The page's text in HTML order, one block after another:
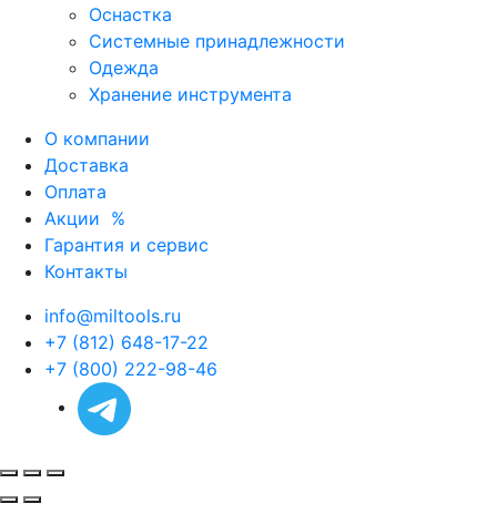
Оснастка
Системные принадлежности
Одежда
Хранение инструмента
О компании
Доставка
Оплата
Акции %
Гарантия и сервис
Контакты
info@miltools.ru
+7 (812) 648-17-22
+7 (800) 222-98-46